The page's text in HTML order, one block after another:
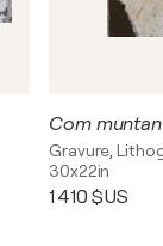
Com
Gravure,
30x22in
1 410 $US